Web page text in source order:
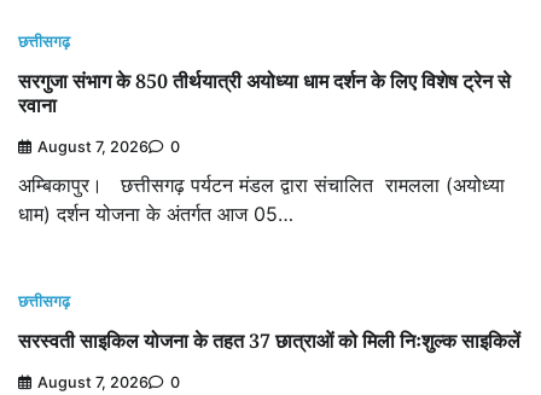
छत्तीसगढ़
सरगुजा संभाग के 850 तीर्थयात्री अयोध्या धाम दर्शन के लिए विशेष ट्रेन से
रवाना
August 7, 2026 0
अम्बिकापुर। छत्तीसगढ़ पर्यटन मंडल द्वारा संचालित रामलला (अयोध्या
धाम) दर्शन योजना के अंतर्गत आज 05…
छत्तीसगढ़
सरस्वती साइकिल योजना के तहत 37 छात्राओं को मिली निःशुल्क साइकिलें
August 7, 2026 0